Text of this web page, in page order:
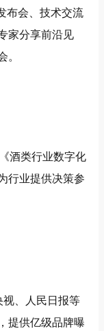
布会、技术交流
家分享前沿见
。
酒类行业数字化
行业提供决策参
、人民日报等
提供亿级品牌曝